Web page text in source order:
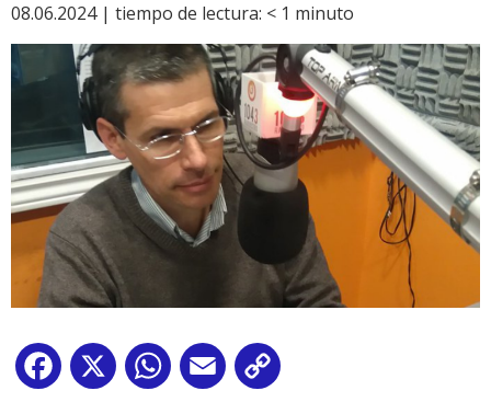
08.06.2024 | tiempo de lectura: < 1 minuto
Facebook
X WhatsApp
Email